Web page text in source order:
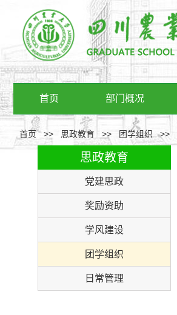
首页 部门概况
首页>> 思政教育 >> 团学组织 >>
思政教育
党建思政
奖励资助
学风建设
团学组织
日常管理